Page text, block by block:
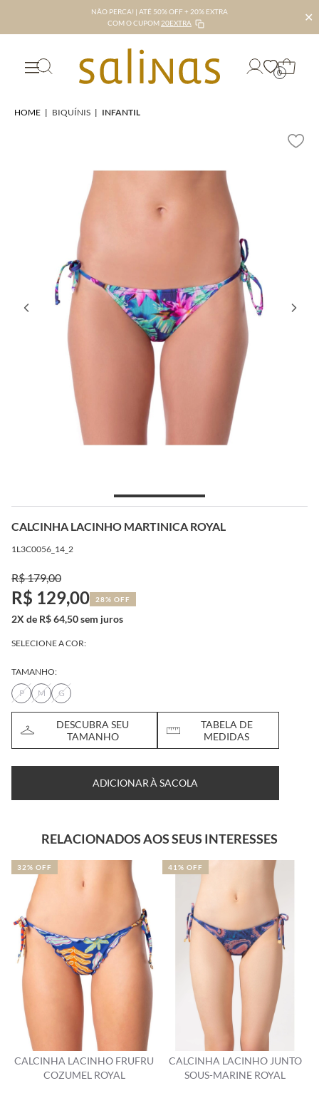
NÃO PERCA! | ATÉ 50% OFF + 20% EXTRA
COM O CUPOM 20EXTRA ✕
0
HOME | BIQUÍNIS | INFANTIL
CALCINHA LACINHO MARTINICA ROYAL
1L3C0056_14_2
R$ 179,00
R$ 129,00 28% OFF
2X de R$ 64,50 sem juros
SELECIONE A COR:
TAMANHO:
P
M G
DESCUBRA SEU
TAMANHO
TABELA DE
MEDIDAS
ADICIONAR À SACOLA
RELACIONADOS AOS SEUS INTERESSES
CALCINHA LACINHO FRUFRU
COZUMEL ROYAL
32% OFF
CALCINHA LACINHO JUNTO
SOUS-MARINE ROYAL
41% OFF